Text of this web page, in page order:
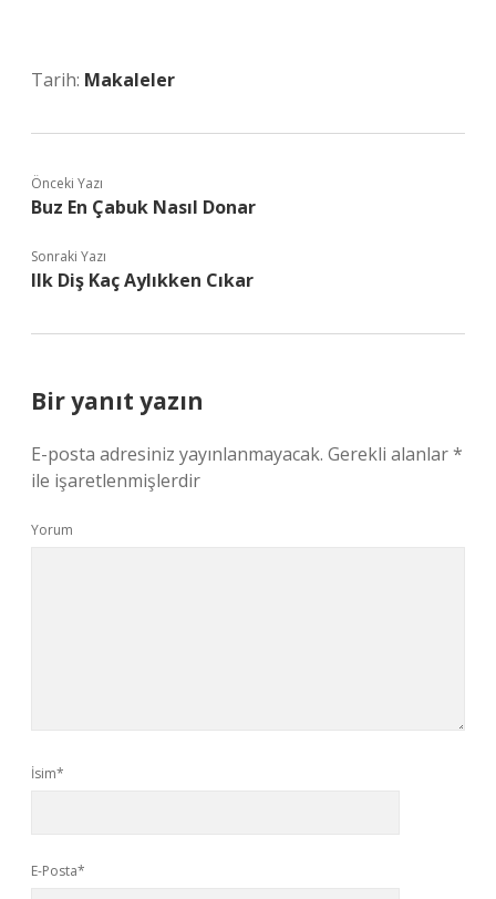
Tarih: Makaleler
Önceki Yazı
Buz En Çabuk Nasıl Donar
Sonraki Yazı
Ilk Diş Kaç Aylıkken Cıkar
Bir yanıt yazın
E-posta adresiniz yayınlanmayacak. Gerekli alanlar*
ile işaretlenmişlerdir
Yorum
İsim*
E-Posta*